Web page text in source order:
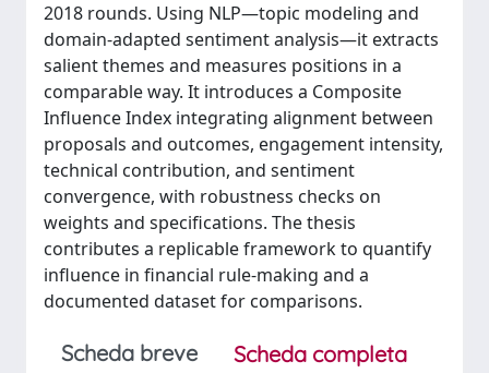
2018 rounds. Using NLP—topic modeling and
domain-adapted sentiment analysis—it extracts
salient themes and measures positions in a
comparable way. It introduces a Composite
Influence Index integrating alignment between
proposals and outcomes, engagement intensity,
technical contribution, and sentiment
convergence, with robustness checks on
weights and specifications. The thesis
contributes a replicable framework to quantify
influence in financial rule-making and a
documented dataset for comparisons.
Scheda breve
Scheda completa